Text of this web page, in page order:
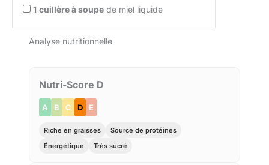
1 cuillère à soupe de miel liquide
Analyse nutritionnelle
Nutri-Score D
A B C D E
Riche en graisses
Source de protéines
Énergétique
Très sucré